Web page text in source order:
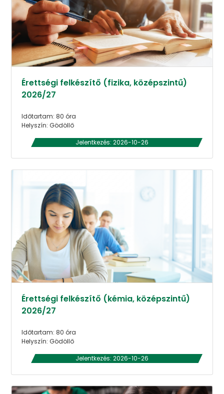
Érettségi felkészítő (fizika, középszintű)
2026/27
Időtartam: 80 óra
Helyszín: Gödöllő
Jelentkezés: 2026-10-26
Érettségi felkészítő (kémia, középszintű)
2026/27
Időtartam: 80 óra
Helyszín: Gödöllő
Jelentkezés: 2026-10-26